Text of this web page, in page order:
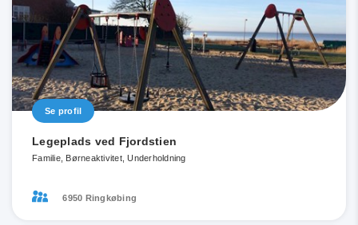
Se profil
Legeplads ved Fjordstien
Familie, Børneaktivitet, Underholdning
6950 Ringkøbing